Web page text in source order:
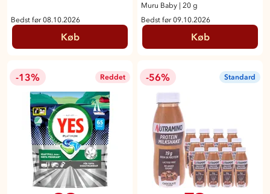
Bedst før 08.10.2026
Køb
Muru Baby | 20 g
Bedst før 09.10.2026
Køb
-13% Reddet -56% Standard